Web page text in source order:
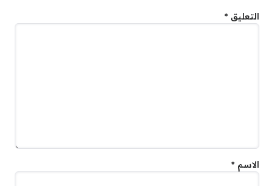
التعليق *
الاسم *